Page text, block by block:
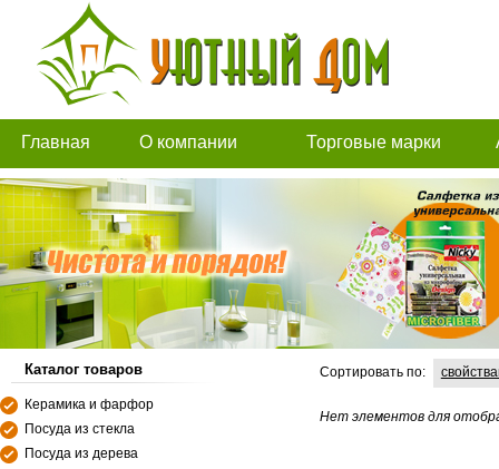
Главная О компании Торговые марки
Каталог товаров
Керамика и фарфор
Посуда из стекла
Посуда из дерева
Сортировать по:
Нет элементов для